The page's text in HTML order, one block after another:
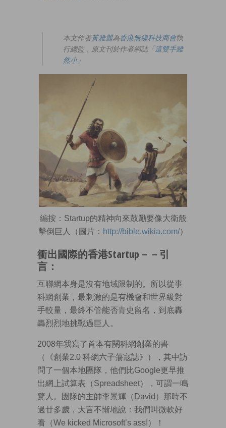
本文作者黃雅麗為香港無線科技商會執
行總監，原文刊於作者網誌「這雙手雖
然小」
編按：Startup的精神向來鼓勵要像大衛般
擊倒巨人（圖片： http://bible.wikia.com/）
衝出國際的香港Startup－－引
言：
互聯網本身是沒有地域限制的。所以從事
科網創業，最刺激的是有機會和世界級對
手較量，最終不管能否青史留名，到底轟
轟烈烈地挑戰過巨人。
2008年我寫了首本有關科網創業的書
（《創業2.0 科網六子蕩寇誌》），其中訪
問了一個本地團隊，他們比Google更早推
出網上試算表（Spreadsheet），可謂一鳴
驚人。團隊的主帥李景輝（David）那時不
過廿多歲，大言不慚地說：我們叫微軟好
看（We kicked Microsoft’s ass!）！